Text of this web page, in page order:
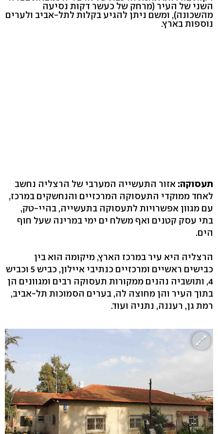
השני של העיר (מרחק של כעשר דקות נסיעה
מהשכונה), ומשם ניתן להגיע בקלות לתל-אביב ולערים
נוספות בארץ.
תעסוקה: אזור התעשייה המערבי של הרצליה נחשב
לאחד ממוקדי התעסוקה המרכזיים והנחשקים במרכז,
עם מגוון אפשרויות לתעסוקה בתעשייה, בהיי-טק,
בתי עסק קטנים ואף משלח ים ימי במרינה שעל חוף
הים.
הרצליה היא עיר במרכז הארץ, מיקומה הוא בין
כבישים ראשיים ומרכזיים כנתיבי איילון, כביש 5 וכביש
4, ותושביה נהנים ממקורות תעסוקה רבים ומגוונים הן
בתוך העיר והן מחוצה לה, בערים הסמוכות תל-אביב,
רמת גן, רעננה, נתניה ועוד.